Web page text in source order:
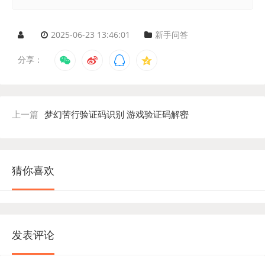
2025-06-23 13:46:01 新手问答
分享：
上一篇 梦幻苦行验证码识别 游戏验证码解密
猜你喜欢
发表评论